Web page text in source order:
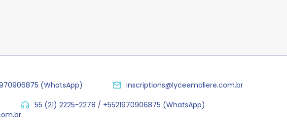
(WhatsApp)
inscriptions@lyceemoliere.com.br
55 (21) 2225-2278 / +5521970906875 (WhatsApp)